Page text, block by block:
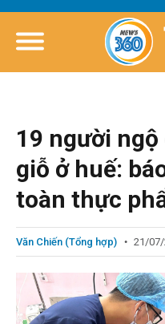
19 người
giỗ ở huế:
toàn thực
Văn Chiến (Tổng hợp) 21/07/